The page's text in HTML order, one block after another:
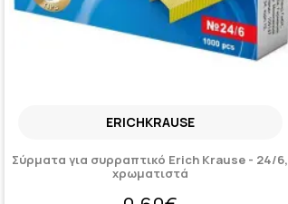
ERICHKRAUSE
Σύρματα για συρραπτικό Erich Krause - 24/6,
χρωματιστά